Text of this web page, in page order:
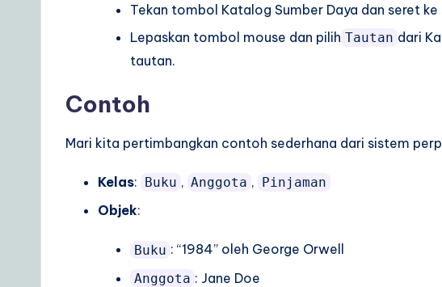
Tekan tombol Katalog Sumber Daya dan seret
Lepaskan tombol mouse dan pilih Tautan dari
tautan.
Contoh
Mari kita pertimbangkan contoh sederhana dari sistem
Kelas: Buku , Anggota , Pinjaman
Objek:
Buku : “1984” oleh George Orwell
Anggota : Jane Doe